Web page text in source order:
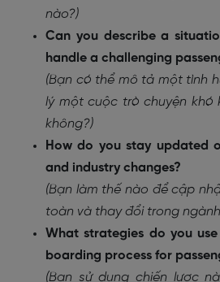
nào?)
Can you describe a
handle a challenging
(Bạn có thể mô tả một tình
lý một cuộc trò chuyện khó
không?)
How do you stay updated
and industry changes?
(Bạn làm thế nào để cập
toàn và thay đổi trong
What strategies do you
boarding process for
(Bạn sử dụng chiến lược